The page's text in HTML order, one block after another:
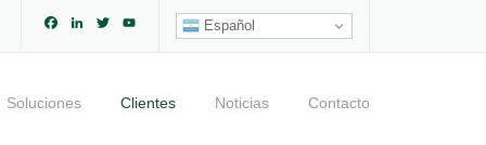
Español
Facebook
LinkedIn
TwitterYouTube
Channel
Soluciones Clientes Noticias Contacto